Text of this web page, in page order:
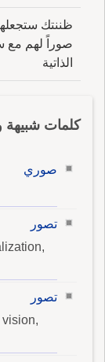
ظننتك
صوراً لهم مع
الذاتية
كلمات شبيهة
صوري
تصور
تصور